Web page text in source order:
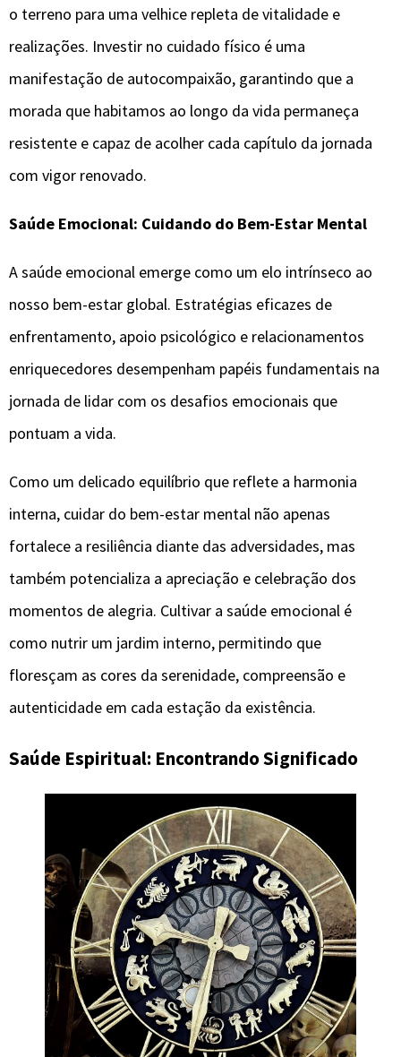
o terreno para uma velhice repleta de vitalidade e
realizações. Investir no cuidado físico é uma
manifestação de autocompaixão, garantindo que a
morada que habitamos ao longo da vida permaneça
resistente e capaz de acolher cada capítulo da jornada
com vigor renovado.
Saúde Emocional: Cuidando do Bem-Estar Mental
A saúde emocional emerge como um elo intrínseco ao
nosso bem-estar global. Estratégias eficazes de
enfrentamento, apoio psicológico e relacionamentos
enriquecedores desempenham papéis fundamentais na
jornada de lidar com os desafios emocionais que
pontuam a vida.
Como um delicado equilíbrio que reflete a harmonia
interna, cuidar do bem-estar mental não apenas
fortalece a resiliência diante das adversidades, mas
também potencializa a apreciação e celebração dos
momentos de alegria. Cultivar a saúde emocional é
como nutrir um jardim interno, permitindo que
floresçam as cores da serenidade, compreensão e
autenticidade em cada estação da existência.
Saúde Espiritual: Encontrando Significado